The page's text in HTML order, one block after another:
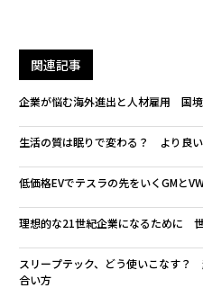
関連記事
企業が悩む海外進出と人材雇用 国
生活の質は眠りで変わる？ より良
低価格EVでテスラの先をいくGMと
理想的な21世紀企業になるために
スリープテック、どう使いこなす？
合い方